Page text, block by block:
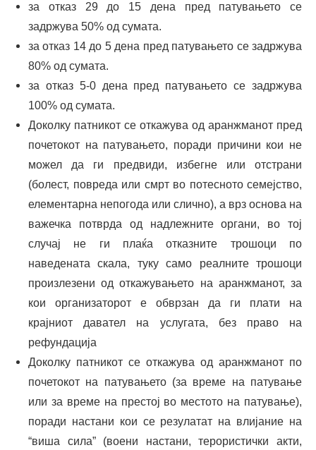
за отказ 29 до 15 дена пред патувањето се
задржува 50% од сумата.
за отказ 14 до 5 дена пред патувањето се задржува
80% од сумата.
за отказ 5-0 дена пред патувањето се задржува
100% од сумата.
Доколку патникот се откажува од аранжманот пред
почетокот на патувањето, поради причини кои не
можел да ги предвиди, избегне или отстрани
(болест, повреда или смрт во потесното семејство,
елементарна непогода или слично), а врз основа на
важечка потврда од надлежните органи, во тој
случај не ги плаќа отказните трошоци по
наведената скала, туку само реалните трошоци
произлезени од откажувањето на аранжманот, за
кои организаторот е обврзан да ги плати на
крајниот давател на услугата, без право на
рефундација
Доколку патникот се откажува од аранжманот по
почетокот на патувањето (за време на патување
или за време на престој во местото на патување),
поради настани кои се резулатат на влијание на
“виша сила” (воени настани, терористички акти,